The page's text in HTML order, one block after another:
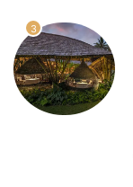
3